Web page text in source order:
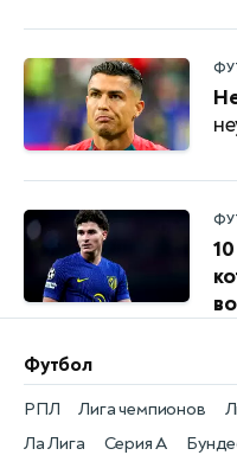
Футбол
РПЛ Лига чемпионов
Ла Лига Серия А